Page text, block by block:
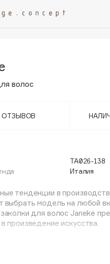
волос
ОТЗЫВОВ
TA026-138
Италия
тенденции в
выбрать модель на любой
для волос Janeke
произведение искусства.